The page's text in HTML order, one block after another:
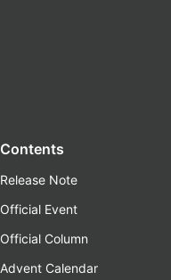
Contents
Release Note
Official Event
Official Column
Advent Calendar